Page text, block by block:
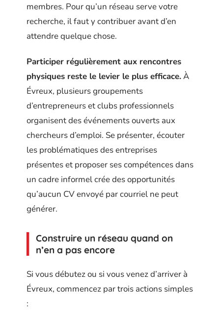
membres. Pour qu’un réseau serve votre
recherche, il faut y contribuer avant d’en
attendre quelque chose.
Participer régulièrement aux rencontres
physiques reste le levier le plus efficace.À
Évreux, plusieurs groupements
d’entrepreneurs et clubs professionnels
organisent des événements ouverts aux
chercheurs d’emploi. Se présenter, écouter
les problématiques des entreprises
présentes et proposer ses compétences dans
un cadre informel crée des opportunités
qu’aucun CV envoyé par courriel ne peut
générer.
Construire un réseau quand on
n’en a pas encore
Si vous débutez ou si vous venez d’arriver à
Évreux, commencez par trois actions simples
: